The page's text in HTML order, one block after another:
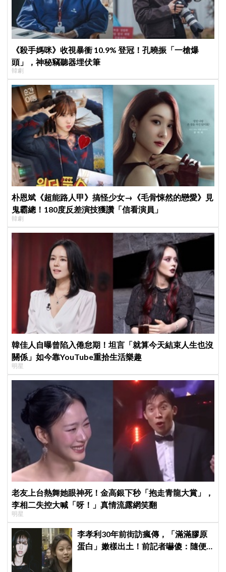
《殺手媽咪》收視暴衝 10.9% 登冠！孔曉振「一槍爆
頭」，神秘竊聽器埋伏筆
韓劇
朴恩斌《超能路人甲》搞怪少女→《毛骨悚然的戀愛》見
鬼霸總！180度反差演技獲讚「信看演員」
韓劇
韓佳人自曝曾陷入倦怠期！坦言「就算今天結束人生也沒
關係」如今靠YouTube重拾生活樂趣
明星
老友上台熱舞她眼神死！金高銀下秒「抱走青龍大賞」，
李相二失控大喊「呀！」真情流露網笑翻
明星
李孝利30年前街訪瘋傳，「滿滿膠原
蛋白」嫩樣出土！前記者嚇傻：隨便